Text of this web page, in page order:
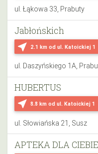
ul. Łąkowa 33, Prabuty
near_me 2.1 km od ul. Katoickiej 1
Jabłońskich
ul. Daszyńskiego 1A,
near_me 8.8 km od ul. Katoickiej 1
HUBERTUS
ul. Słowiańska 21, Susz
APTEKA DLA CIEBIE